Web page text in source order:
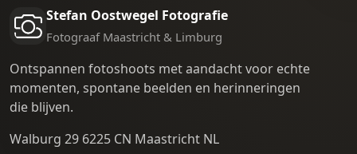
Stefan Oostwegel Fotografie
Fotograaf Maastricht & Limburg
Ontspannen fotoshoots met aandacht voor echte
momenten, spontane beelden en herinneringen
die blijven.
Walburg 29 6225 CN Maastricht NL